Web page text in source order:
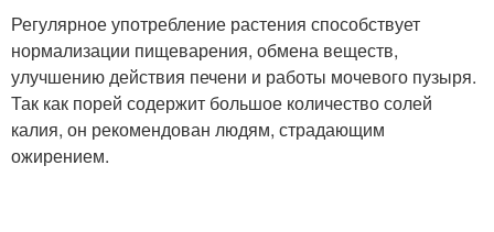
Регулярное употребление растения способствует
нормализации пищеварения, обмена веществ,
улучшению действия печени и работы мочевого пузыря.
Так как порей содержит большое количество солей
калия, он рекомендован людям, страдающим
ожирением.